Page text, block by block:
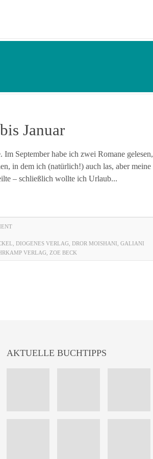
Januar
September habe ich zwei Romane gelesen,
in dem ich (natürlich!) auch las, aber meine
– schließlich wollte ich Urlaub...
DIOGENES VERLAG DROR MOISHANI GALIANI
VERLAG ZOE BECK
AKTUELLE BUCHTIPPS